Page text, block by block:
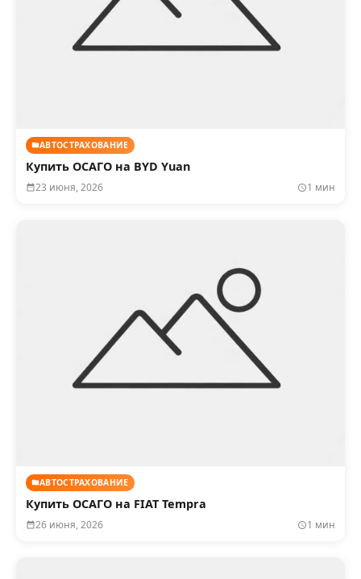
АВТОСТРАХОВАНИЕ
Купить ОСАГО на BYD Yuan
23 июня, 2026 1 мин
АВТОСТРАХОВАНИЕ
Купить ОСАГО на FIAT Tempra
26 июня, 2026 1 мин